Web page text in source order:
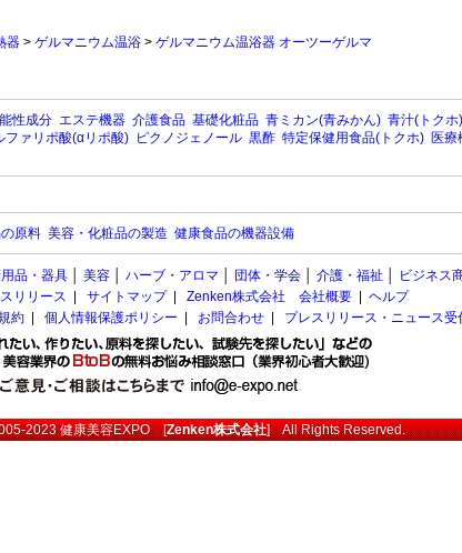
器 > ゲルマニウム温浴 > ゲルマニウム温浴器 オーツーゲルマ
性成分 エステ機器 介護食品 基礎化粧品 青ミカン(青みかん) 青汁(トクホ)
ファリポ酸(αリポ酸) ピクノジェノール 黒酢 特定保健用食品(トクホ) 医療
原料 美容・化粧品の製造 健康食品の機器設備
品・器具 美容 ハーブ・アロマ 団体・学会 介護・福祉
ビジネス
リリース サイトマップ| Zenken株式会社 会社概要
ヘルプ
約 個人情報保護ポリシー お問合わせ プレスリリース・ニュース受
2023健康美容EXPO[Zenken株式会社] All Rights Reserved.